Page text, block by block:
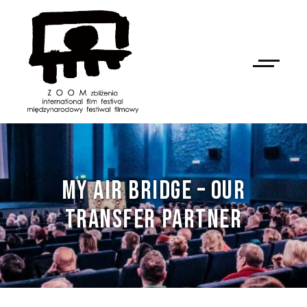
MY AIR BRIDGE – OUR
TRANSFER PARTNER
NAN